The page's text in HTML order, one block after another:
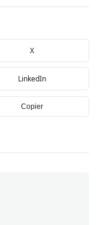
X
LinkedIn
Copier